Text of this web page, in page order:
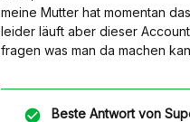
meine Mutter hat momentan
leider läuft aber dieser
fragen was man da machen
Beste Antwort von